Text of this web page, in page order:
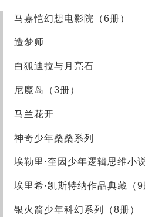
马嘉恺幻想电影院（6册）
造梦师
白狐迪拉与月亮石
尼魔岛（3册）
马兰花开
神奇少年桑桑系列
埃勒里·奎因少年逻辑思维小
埃里希·凯斯特纳作品典藏（9
银火箭少年科幻系列（8册）